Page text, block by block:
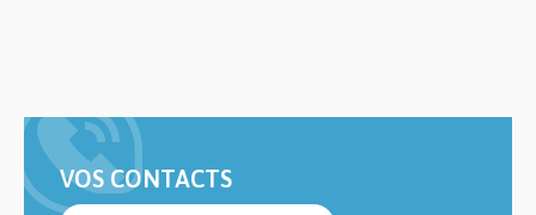
VOS CONTACTS